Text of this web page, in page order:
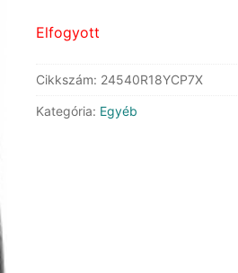
Elfogyott
Cikkszám: 24540R18YCP7X
Kategória: Egyéb